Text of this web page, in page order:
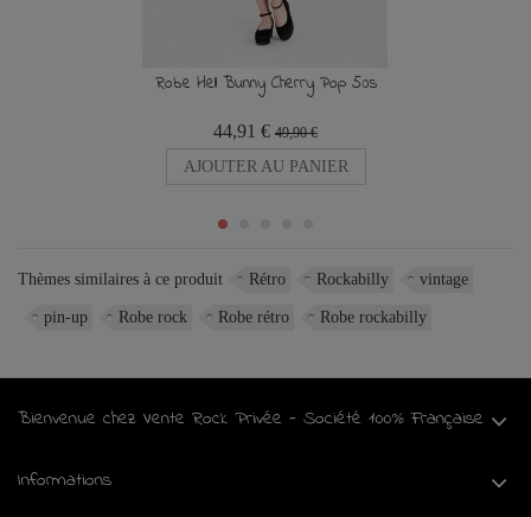
Robe Hell Bunny Cherry Pop 50s
44,91 € 49,90 €
AJOUTER AU PANIER
Thèmes similaires à ce produit Rétro Rockabilly vintage
pin-up Robe rock Robe rétro Robe rockabilly
Bienvenue chez Vente Rock Privée - Société 100% Française
Informations